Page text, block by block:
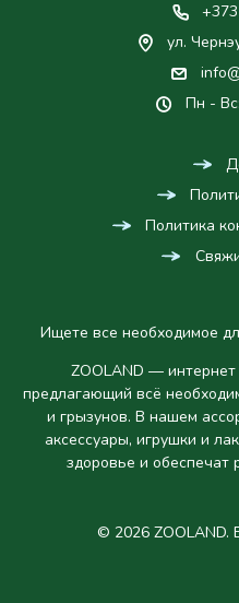
ул.
Пн -
Политика
Ищете все необходимое
ZOOLAND —
предлагающий всё
и грызунов. В нашем
аксессуары, игрушки и
здоровье и обеспечат
© 2026 ZOOLAND.